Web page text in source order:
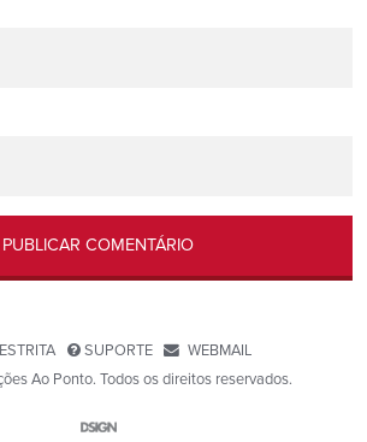
SUPORTE
WEBMAIL
Ao Ponto. Todos os direitos reservados.
Website por D-SIGN